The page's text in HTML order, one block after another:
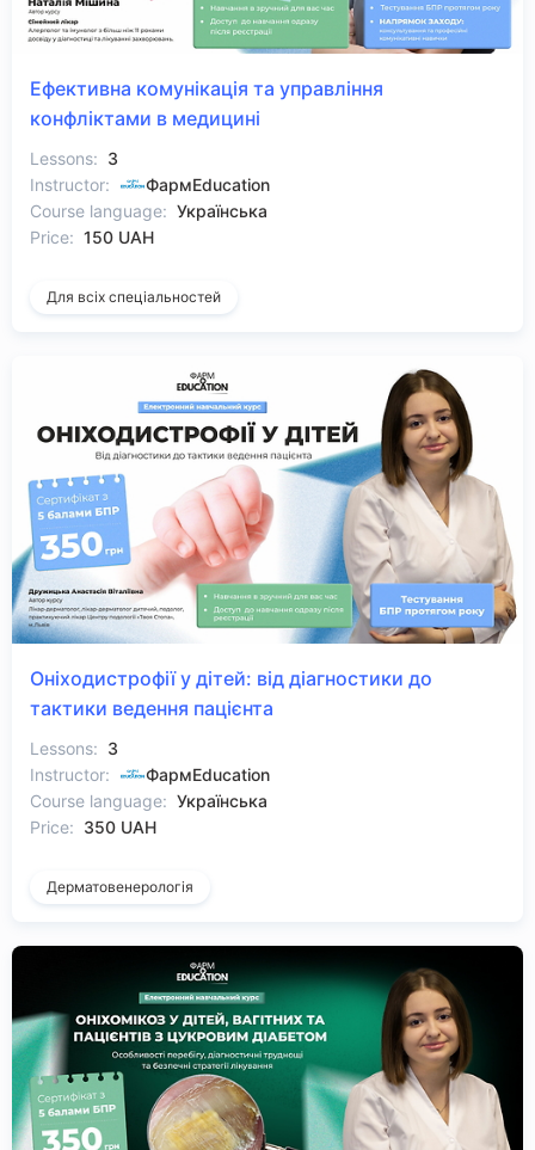
Ефективна комунікація та управління
конфліктами в медицині
Lessons: 3
Instructor:
ФармEducation
Course language: Українська
Price: 150 UAH
Для всіх спеціальностей
Оніходистрофії у дітей: від діагностики до
тактики ведення пацієнта
Lessons: 3
Instructor:
ФармEducation
Course language: Українська
Price: 350 UAH
Дерматовенерологія